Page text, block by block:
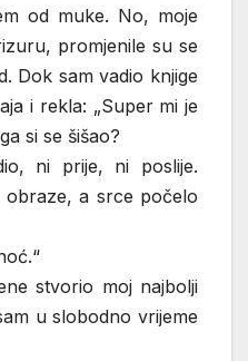
od muke. No, moje
promjenile su se
Dok sam vadio knjige
i rekla: „Super mi je
si se šišao?
ni prije, ni poslije.
a srce počelo
stvorio moj najbolji
u slobodno vrijeme